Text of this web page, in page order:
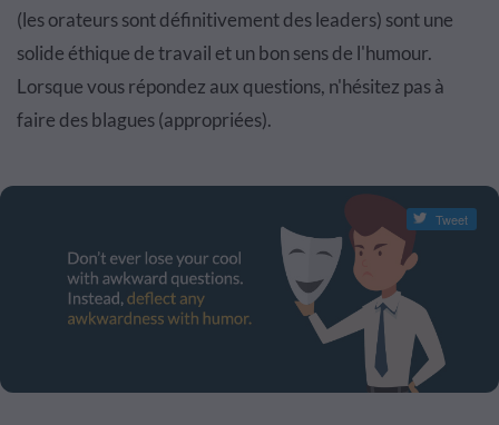
(les orateurs sont définitivement des leaders) sont une
solide éthique de travail et un bon sens de l'humour.
Lorsque vous répondez aux questions, n'hésitez pas à
faire des blagues (appropriées).
Tweet